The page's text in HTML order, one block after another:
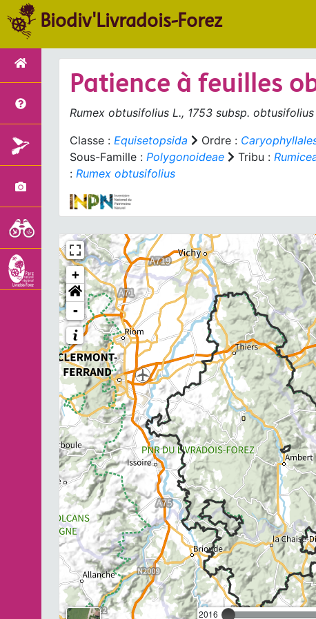
Biodiv'Livradois-Forez
Patience à feuilles
Rumex obtusifolius L., 1753 subsp. obtusifolius
Classe : Equisetopsida Ordre :
Sous-Famille : Polygonoideae Tribu :
: Rumex obtusifolius
+
-
2016